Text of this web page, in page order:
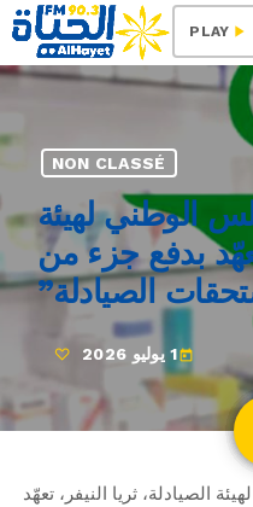
play_arrow
PLAY
NON CLASSÉ
الوطني لهيئة
بدفع جزء من
الصيادلة”
today1 يوليو 2026
الصيادلة، ثريا النيفر، تعهّد